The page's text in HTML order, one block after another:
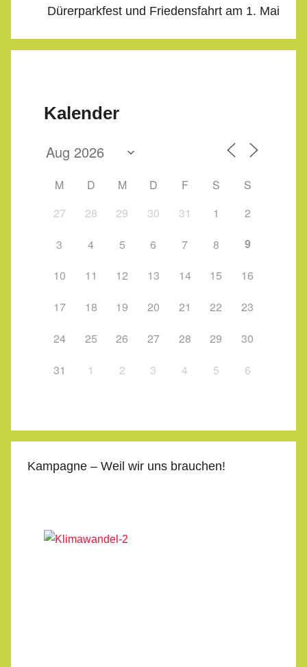
Dürerparkfest und Friedensfahrt am 1. Mai
Kalender
M D M D F S
S
27
28 29 30 31 1
2
3
4 5 6 7 8 9
10 11 12 13 14 15
16
17
18 19 20 21 22
23
24
25 26 27 28 29
30
31
1 2 3 4 5 6
Kampagne – Weil wir uns brauchen!